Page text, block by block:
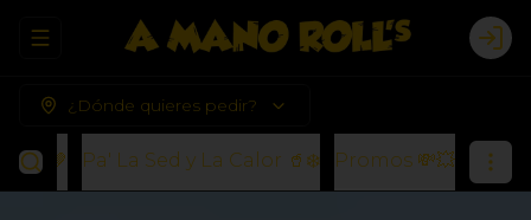
Abrir menu de navegación
¿Dónde quieres pedir?
🍪🤎 Pa' La Sed y La Calor 🥤❄️ Promos 💸💥